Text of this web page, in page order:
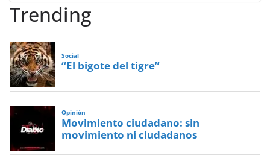
Trending
Social
“El bigote del tigre”
Opinión
Movimiento ciudadano: sin
movimiento ni ciudadanos